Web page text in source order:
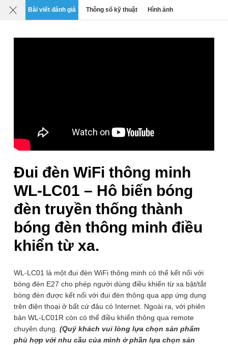
Mô tả Chi tiết Đánh giá SP liên quan
Bài viết đánh giá Thông số kỹ thuật Hình ảnh
Đui đèn WiFi thông minh
WL-LC01 – Hô biến bóng
đèn truyền thống thành
bóng đèn thông minh điều
khiển từ xa.
WL-LC01 là một đui đèn WiFi thông minh có thể kết nối với
bóng đèn E27 cho phép người dùng điều khiển từ xa bật/tắt
bóng đèn được kết nối với đui đèn thông qua app ứng dụng
trên điện thoại ở bất cứ đâu có Internet. Ngoài ra, với phiên
bản WL-LC01R còn có thể điều khiển thông qua remote
chuyên dụng. (Quý khách vui lòng lựa chọn sản phẩm
phù hợp với nhu cầu của mình ở phần lựa chọn sản
2/ 8
2 phân loại có sẵn